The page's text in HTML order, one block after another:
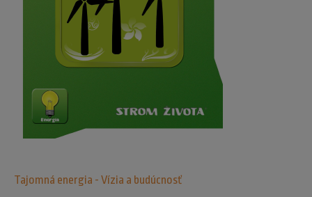
Tajomná energia - Vízia a budúcnosť